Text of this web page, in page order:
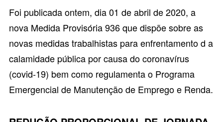
Foi publicada ontem, dia 01 de abril de 2020, a
nova Medida Provisória 936que dispõe sobre as
novas medidas trabalhistas para enfrentamento d a
calamidade pública por causa do coronavírus
(covid-19) bem como regulamenta o Programa
Emergencial de Manutenção de Emprego e Renda.